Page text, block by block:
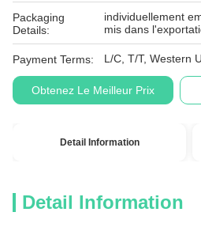
Packaging
Details:
individuellement
mis dans
Payment Terms: L/C, T/T, Western
Obtenez Le Meilleur Prix
Detail Information
Detail Information